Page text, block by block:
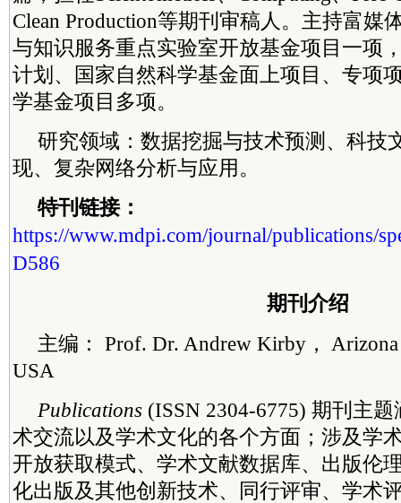
Clean Production等期刊审稿人。主持富媒
与知识服务重点实验室开放基金项目一项
计划、国家自然科学基金面上项目、专项
学基金项目多项。
研究领域：数据挖掘与技术预测、科技
现、复杂网络分析与应用。
特刊链接：
https://www.mdpi.com/journal/publications/
D586
期刊介绍
主编： Prof. Dr. Andrew Kirby， Arizona
USA
Publications (ISSN 2304-6775) 期刊主
术交流以及学术文化的各个方面；涉及学
开放获取模式、学术文献数据库、出版伦
化出版及其他创新技术、同行评审、学术